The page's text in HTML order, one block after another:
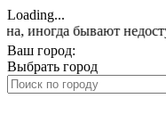
Loading...
бывают недоступны в
Ваш город:
Выбрать город